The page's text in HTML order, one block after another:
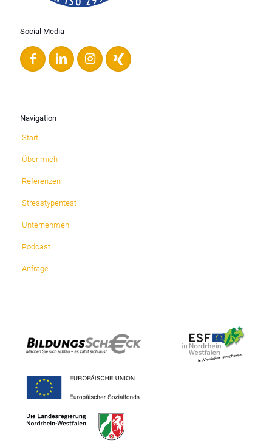
Navigation
Start
Über mich
Referenzen
Stresstypentest
Unternehmen
Podcast
Anfrage
Social Media